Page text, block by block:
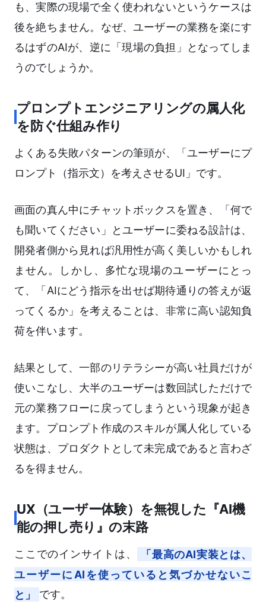
も、実際の現場で全く使われないというケースは
後を絶ちません。なぜ、ユーザーの業務を楽にす
るはずのAIが、逆に「現場の負担」となってしま
うのでしょうか。
プロンプトエンジニアリングの属人化
を防ぐ仕組み作り
よくある失敗パターンの筆頭が、「ユーザーにプ
ロンプト（指示文）を考えさせるUI」です。
画面の真ん中にチャットボックスを置き、「何で
も聞いてください」とユーザーに委ねる設計は、
開発者側から見れば汎用性が高く美しいかもしれ
ません。しかし、多忙な現場のユーザーにとっ
て、「AIにどう指示を出せば期待通りの答えが返
ってくるか」を考えることは、非常に高い認知負
荷を伴います。
結果として、一部のリテラシーが高い社員だけが
使いこなし、大半のユーザーは数回試しただけで
元の業務フローに戻ってしまうという現象が起き
ます。プロンプト作成のスキルが属人化している
状態は、プロダクトとして未完成であると言わざ
るを得ません。
UX（ユーザー体験）を無視した『AI機
能の押し売り』の末路
ここでのインサイトは、
「最高のAI実装とは、
ユーザーにAIを使っていると気づかせないこ
と」
です。